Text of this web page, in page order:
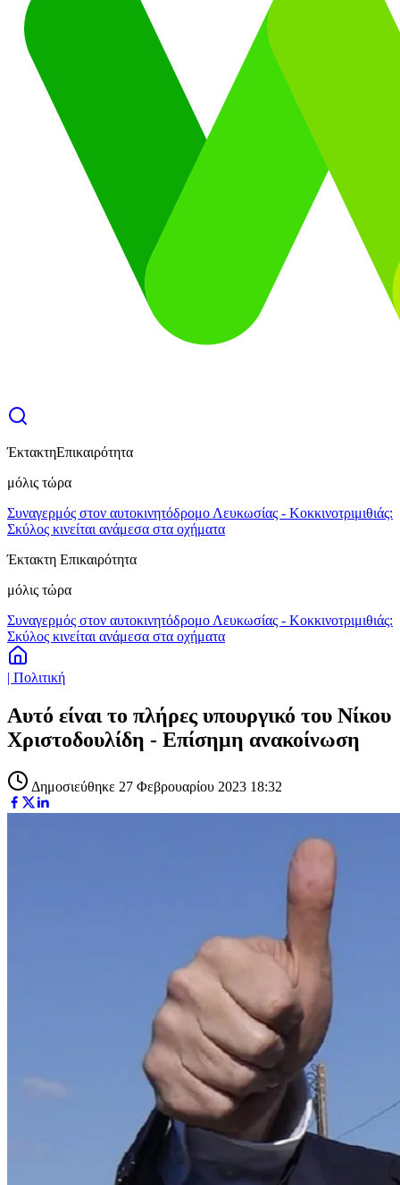
ΈκτακτηΕπικαιρότητα
μόλις τώρα
Συναγερμός στον αυτοκινητόδρομο Λευκωσίας - Κοκκινοτριμιθιάς:
Σκύλος κινείται ανάμεσα στα οχήματα
Έκτακτη Επικαιρότητα
μόλις τώρα
Συναγερμός στον αυτοκινητόδρομο Λευκωσίας - Κοκκινοτριμιθιάς:
Σκύλος κινείται ανάμεσα στα οχήματα
| Πολιτική
Αυτό είναι το πλήρες υπουργικό του Νίκου
Χριστοδουλίδη - Επίσημη ανακοίνωση
Δημοσιεύθηκε 27 Φεβρουαρίου 2023 18:32